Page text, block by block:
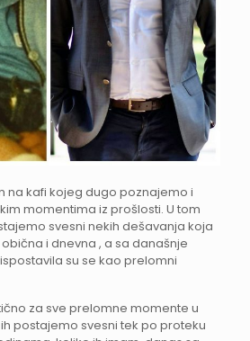
na kafi kojeg dugo poznajemo i
momentima iz prošlosti. U tom
svesni nekih dešavanja koja
i dnevna , a sa današnje
su se kao prelomni
za sve prelomne momente u
postajemo svesni tek po proteku